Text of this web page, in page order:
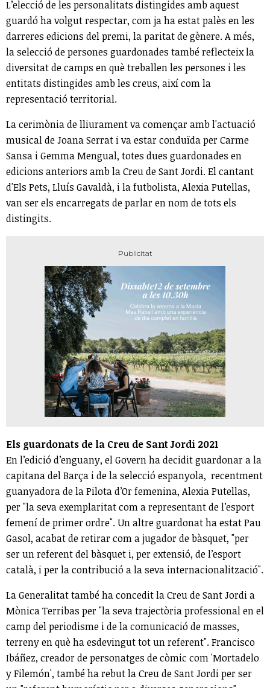
L’elecció de les personalitats distingides amb aquest
guardó ha volgut respectar, com ja ha estat palès en les
darreres edicions del premi, la paritat de gènere. A més,
la selecció de persones guardonades també reflecteix la
diversitat de camps en què treballen les persones i les
entitats distingides amb les creus, així com la
representació territorial.
La cerimònia de lliurament va començar amb l'actuació
musical de Joana Serrat i va estar conduïda per Carme
Sansa i Gemma Mengual, totes dues guardonades en
edicions anteriors amb la Creu de Sant Jordi. El cantant
d'Els Pets, Lluís Gavaldà, i la futbolista, Alexia Putellas,
van ser els encarregats de parlar en nom de tots els
distingits.
Els guardonats de la Creu de Sant Jordi 2021
En l’edició d’enguany, el Govern ha decidit guardonar a la
capitana del Barça i de la selecció espanyola, recentment
guanyadora de la Pilota d’Or femenina, Alexia Putellas,
per "la seva exemplaritat com a representant de l’esport
femení de primer ordre". Un altre guardonat ha estat Pau
Gasol, acabat de retirar com a jugador de bàsquet, "per
ser un referent del bàsquet i, per extensió, de l’esport
català, i per la contribució a la seva internacionalització".
La Generalitat també ha concedit la Creu de Sant Jordi a
Mònica Terribas per "la seva trajectòria professional en el
camp del periodisme i de la comunicació de masses,
terreny en què ha esdevingut tot un referent". Francisco
Ibáñez, creador de personatges de còmic com 'Mortadelo
y Filemón', també ha rebut la Creu de Sant Jordi per ser